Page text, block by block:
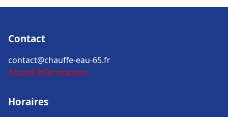
Contact
contact@chauffe-eau-65.fr
Accueil Informations
Horaires